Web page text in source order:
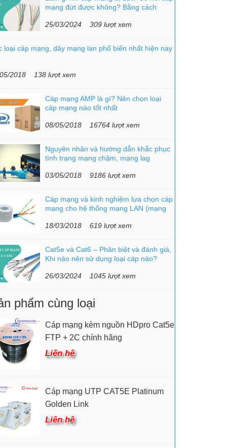
mạng đứt được không? Bằng cách
25/03/2024
309 lượt xem
loại cáp mạng, dây mạng lan phổ biến nhất hiện nay
2018 138 lượt xem
Cáp mạng AMP là gì? Nên chọn loại
cáp mạng nào tốt nhất
08/05/2018 16764 lượt xem
Nguyên nhân và hướng dẫn khắc phục
tình trạng mạng chậm, mạng lag
03/05/2018 9186 lượt xem
Cáp mạng và kinh nghiệm lựa chọn cáp
mạng cho hệ thống mạng LAN (mạng
18/03/2018
619 lượt xem
Cat5e và Cat6 – Phân biệt và đánh giá,
Khi nào nên sử dụng loại cáp nào?
26/03/2024 1045 lượt xem
phẩm cùng loại
Cáp mạng kèm nguồn HDpro Cat5e
FTP + 2C chính hãng
Liên hệ
Cáp mạng UTP CAT5E Platinum
Golden Link
Liên hệ